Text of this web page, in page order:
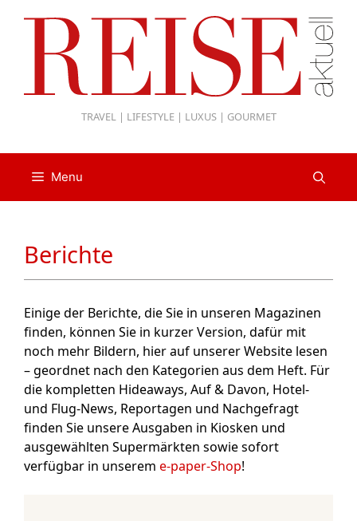
TRAVEL | LIFESTYLE | LUXUS | GOURMET
Menu
Berichte
Einige der Berichte, die Sie in unseren Magazinen
finden, können Sie in kurzer Version, dafür mit
noch mehr Bildern, hier auf unserer Website lesen
– geordnet nach den Kategorien aus dem Heft. Für
die kompletten Hideaways, Auf & Davon, Hotel-
und Flug-News, Reportagen und Nachgefragt
finden Sie unsere Ausgaben in Kiosken und
ausgewählten Supermärkten sowie sofort
verfügbar in unserem e-paper-Shop!